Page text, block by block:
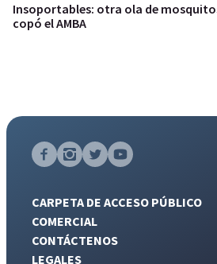
Insoportables: otra ola de
copó el AMBA
CARPETA DE ACCESO PÚBLICO
COMERCIAL
CONTÁCTENOS
LEGALES